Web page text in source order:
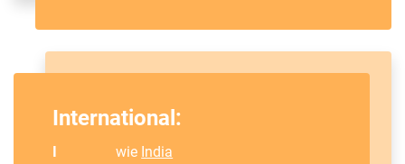
International:
wie India